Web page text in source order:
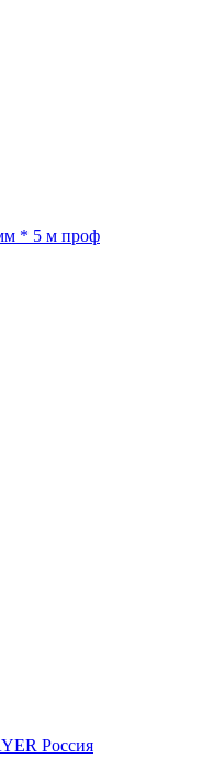
* 5 м проф
Россия